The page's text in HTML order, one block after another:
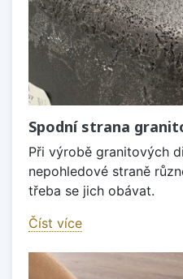
Spodní strana
Při výrobě granitových
nepohledové straně
třeba se jich obávat.
Číst více